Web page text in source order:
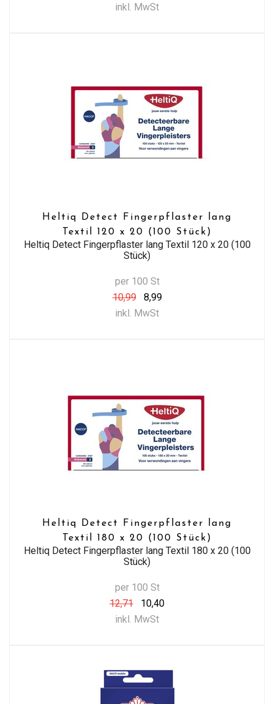
inkl. MwSt
Heltiq Detect Fingerpflaster lang
Textil 120 x 20 (100 Stück)
Heltiq Detect Fingerpflaster lang Textil 120 x 20 (100
Stück)
per 100 St
10,99
8,99
inkl. MwSt
Heltiq Detect Fingerpflaster lang
Textil 180 x 20 (100 Stück)
Heltiq Detect Fingerpflaster lang Textil 180 x 20 (100
Stück)
per 100 St
12,71
10,40
inkl. MwSt